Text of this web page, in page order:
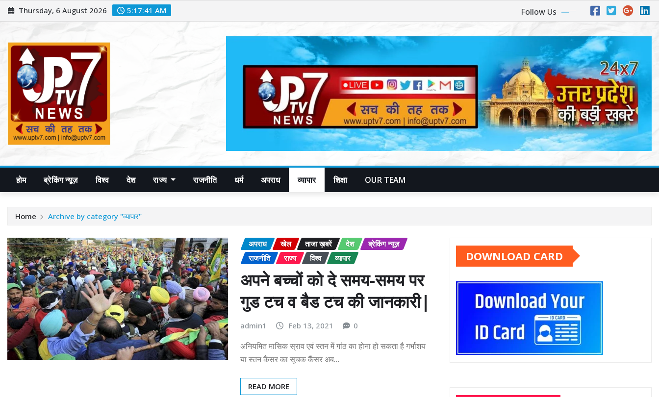
Skip
to
Thursday, 6 August 2026 5:17:43 AM Follow Us
होम ब्रेकिंग न्यूज़ विश्व देश राज्य राजनीति धर्म अपराध व्यापार शिक्षा OUR TEAM
Home Archive by category "व्यापार"
अपराध खेल ताजा ख़बरें देश
ब्रेकिंग न्यूज़
राजनीति
राज्य विश्व व्यापार
अपने बच्चों को दे समय-समय पर
गुड टच व बैड टच की जानकारी|
admin1 Feb 13, 2021 0
अनियमित मासिक स्राव एवं स्तन में गांठ का होना हो सकता है गर्भाशय
या स्तन कैंसर का सूचक कैंसर अब…
READ MORE
DOWNLOAD CARD